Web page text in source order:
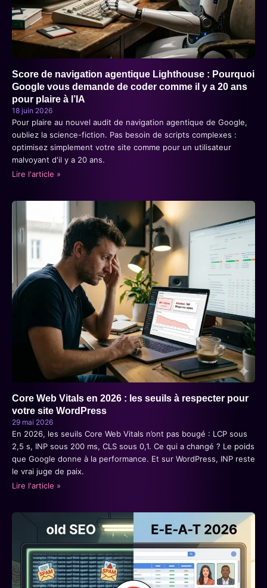
Score de navigation agentique Lighthouse : Pourquoi
Google vous demande de coder comme il y a 20 ans
pour plaire à l’IA
18 juin 2026
Pour plaire au nouvel audit de navigation agentique de Google,
oubliez la science-fiction. Pas besoin de scripts complexes :
optimisez simplement votre site comme pour un utilisateur
malvoyant d'il y a 20 ans.
Lire l'article »
Core Web Vitals en 2026 : les seuils à respecter pour
votre site WordPress
29 mai 2026
En 2026, les seuils Core Web Vitals n’ont pas bougé : LCP sous
2,5 s, INP sous 200 ms, CLS sous 0,1. Ce qui a changé ? Le poids
que Google donne à la performance. Et sur WordPress, INP reste
le vrai juge de paix.
Lire l'article »